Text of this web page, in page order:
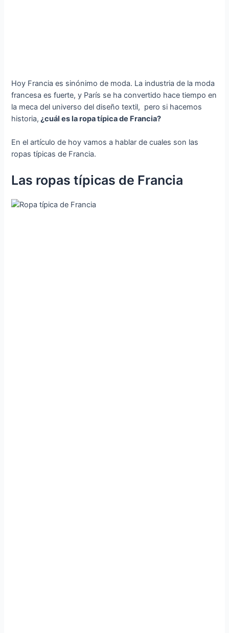
Hoy Francia es sinónimo de moda. La industria de la moda
francesa es fuerte, y París se ha convertido hace tiempo en
la meca del universo del diseño textil, pero si hacemos
historia, ¿cuál es la ropa típica de Francia?
En el artículo de hoy vamos a hablar de cuales son las
ropas típicas de Francia.
Las ropas típicas de Francia